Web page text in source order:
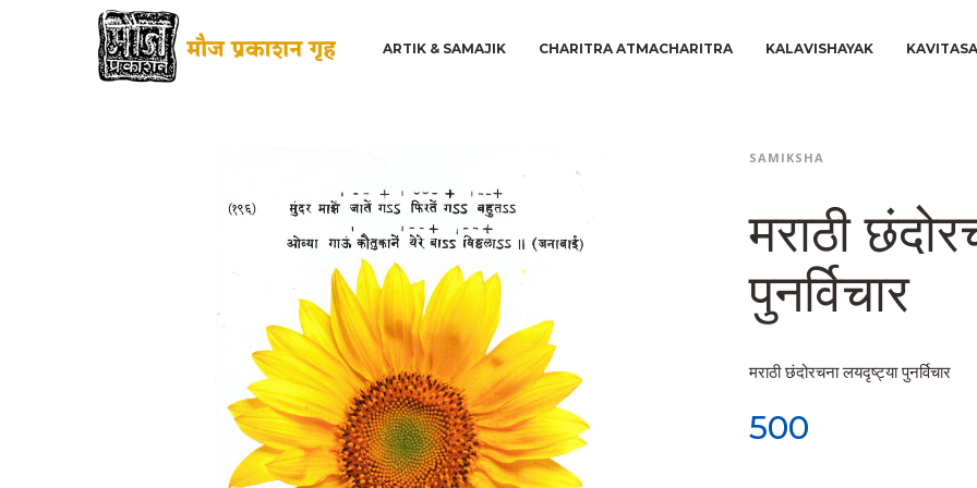
ARTIK & SAMAJIK CHARITRA ATMACHARITRA KALAVISHAYAK
SAMIKSHA
मराठी
पुनर्विचार
मराठी छंदोरचना लयदृष्ट्या पुनर्विचार
500